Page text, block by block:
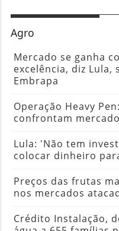
Agro
Mercado se ganha
excelência, diz Lula,
Embrapa
Operação Heavy
confrontam
Lula: 'Não tem
colocar dinheiro
Preços das frutas
nos mercados
Crédito Instalação,